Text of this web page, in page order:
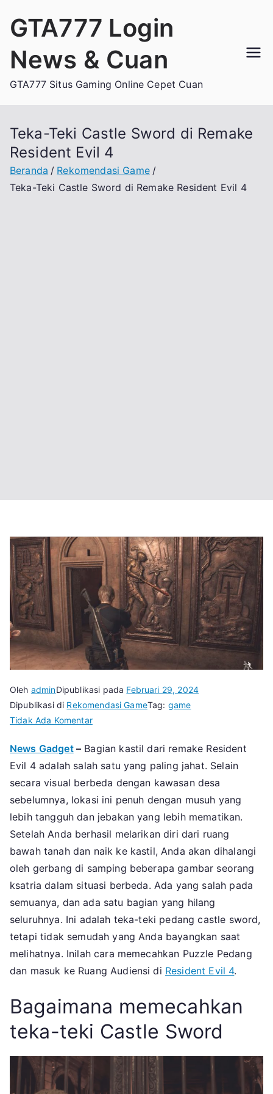
GTA777 Login
News & Cuan
GTA777 Situs Gaming Online Cepet Cuan
Teka-Teki Castle Sword di Remake
Resident Evil 4
Beranda
Rekomendasi Game
Teka-Teki Castle Sword di Remake Resident Evil 4
Oleh adminDipublikasi pada Februari 29, 2024
Dipublikasi di Rekomendasi GameTag: game
Tidak Ada Komentarpada
Teki
Castle
Sword
di
Remake
Resident
Evil
4
News Gadget– Bagian kastil dari remake Resident
Evil 4 adalah salah satu yang paling jahat. Selain
secara visual berbeda dengan kawasan desa
sebelumnya, lokasi ini penuh dengan musuh yang
lebih tangguh dan jebakan yang lebih mematikan.
Setelah Anda berhasil melarikan diri dari ruang
bawah tanah dan naik ke kastil, Anda akan dihalangi
oleh gerbang di samping beberapa gambar seorang
ksatria dalam situasi berbeda. Ada yang salah pada
semuanya, dan ada satu bagian yang hilang
seluruhnya. Ini adalah teka-teki pedang castle sword,
tetapi tidak semudah yang Anda bayangkan saat
melihatnya. Inilah cara memecahkan Puzzle Pedang
dan masuk ke Ruang Audiensi di Resident Evil 4.
Bagaimana memecahkan
teka-teki Castle Sword